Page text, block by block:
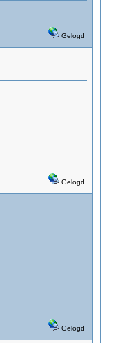
Gelogd
Gelogd
Gelogd